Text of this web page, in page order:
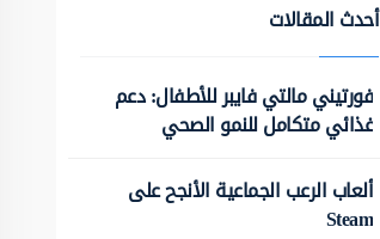
أحدث المقالات
فورتيني مالتي فايبر للأطفال: دعم
غذائي متكامل للنمو الصحي
ألعاب الرعب الجماعية الأنجح على
Steam